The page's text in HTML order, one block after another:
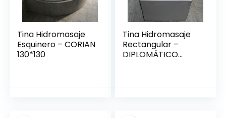
Tina Hidromasaje
Esquinero – CORIAN
130*130
Tina Hidromasaje
Rectangular –
DIPLOMÁTICO